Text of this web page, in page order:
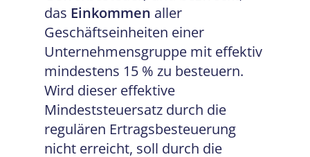
das Einkommen aller
Geschäftseinheiten einer
Unternehmensgruppe mit effektiv
mindestens 15 % zu besteuern.
Wird dieser effektive
Mindeststeuersatz durch die
regulären Ertragsbesteuerung
nicht erreicht, soll durch die